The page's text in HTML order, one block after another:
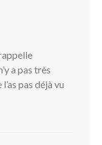
a pas très
pas déjà vu